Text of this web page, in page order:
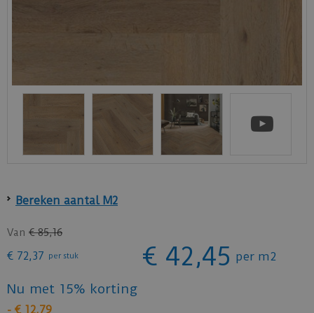
Bereken aantal M2
Van € 85,16
€ 72,37 per stuk € 42,45 per m2
Nu met 15% korting
- € 12,79